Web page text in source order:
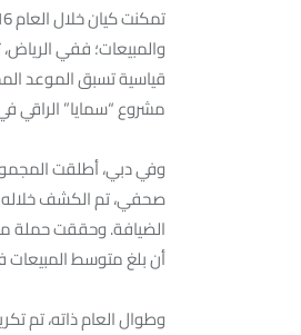
قياسية تسبق الموعد
مشروع “سمايا” الراقي
وفي دبي، أطلقت
صحفي، تم الكشف خلاله
الضيافة. وحققت حملة
أن بلغ متوسط المبيعات فيهما 50٪، الأمر الذي يقود إلى توقعات
وطوال العام ذاته، تم